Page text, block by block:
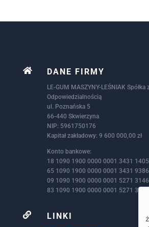
 DANE FIRMY
LE-GUM MASZYNY-LEŚNIAK Spółka
Odpowiedzialnością
ul. Poznańska 5
66-440 Skwierzyna
NIP: 5961750176
Kapitał zakładowy: 9 600 000,00 zł
Konto bankowe:
18 1090 1900 0000 0001 3431 1405
65 1090 1900 0000 0001 3431 9386
09 1090 1900 0000 0001 5271
83 1090 1900 0000 0001 5271 3172
 LINKI